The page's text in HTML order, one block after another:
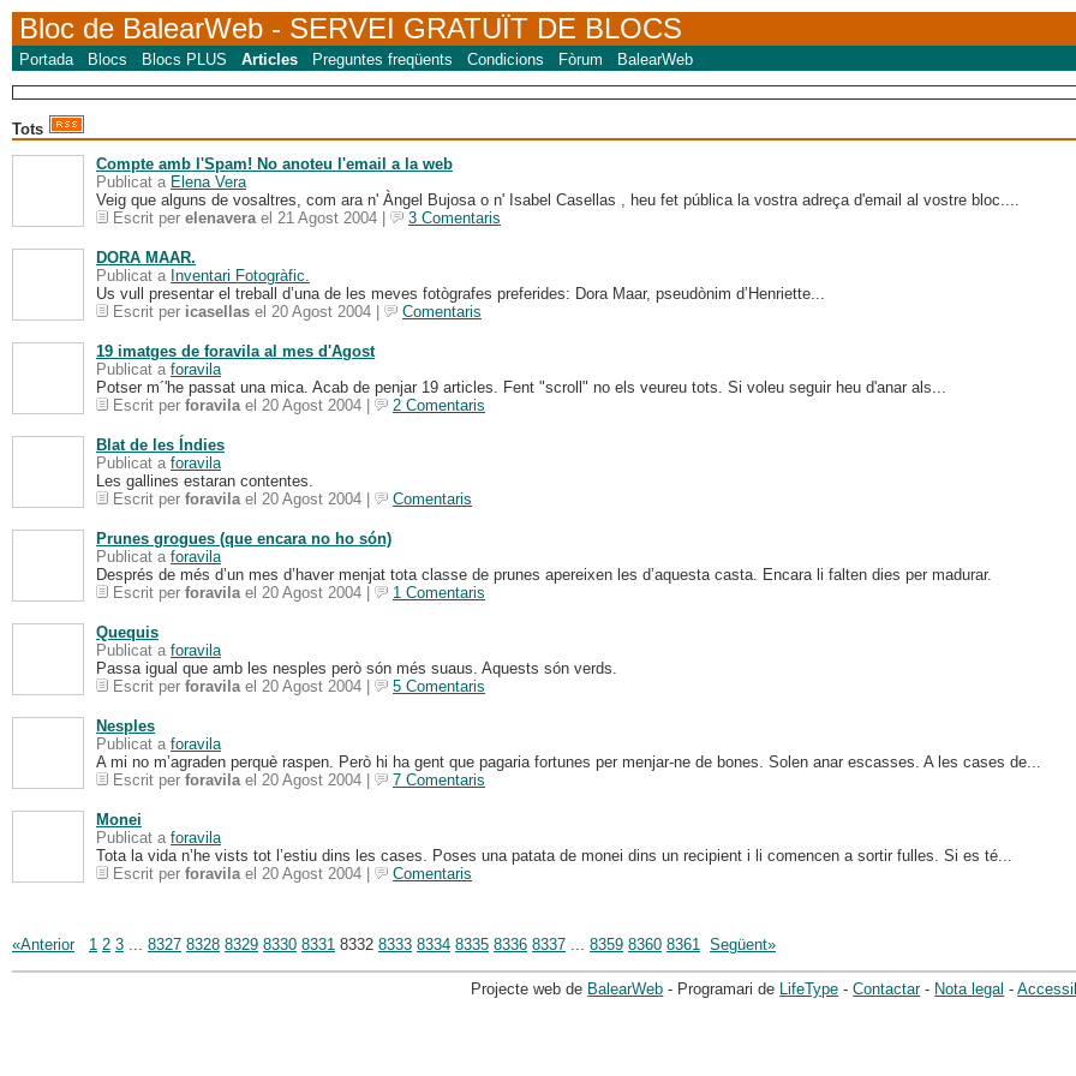
Bloc de BalearWeb - SERVEI GRATUÏT DE BLOCS
Portada Blocs Blocs PLUS Articles Preguntes freqüents Condicions Fòrum BalearWeb
Tots
Compte amb l'Spam! No anoteu l'email a la web
Publicat a Elena Vera
Veig que alguns de vosaltres, com ara n' Àngel Bujosa o n' Isabel Casellas , heu fet pública la vostra adreça d'email al vostre bloc....
Escrit per elenaverael 21 Agost 2004 | 3 Comentaris
DORA MAAR.
Publicat a Inventari Fotogràfic.
Us vull presentar el treball d’una de les meves fotògrafes preferides: Dora Maar, pseudònim d’Henriette...
Escrit per icasellas el 20 Agost 2004 | Comentaris
19 imatges de foravila al mes d'Agost
Publicat a foravila
Potser m´'he passat una mica. Acab de penjar 19 articles. Fent "scroll" no els veureu tots. Si voleu seguir heu d'anar als...
Escrit per foravilael 20 Agost 2004 | 2 Comentaris
Blat de les Índies
Publicat a foravila
Les gallines estaran contentes.
Escrit per foravilael 20 Agost 2004 | Comentaris
Prunes grogues (que encara no ho són)
Publicat a foravila
Després de més d’un mes d’haver menjat tota classe de prunes apereixen les d’aquesta casta. Encara li falten dies per madurar.
Escrit per foravilael 20 Agost 2004 | 1 Comentaris
Quequis
Publicat a foravila
Passa igual que amb les nesples però són més suaus. Aquests són verds.
Escrit per foravilael 20 Agost 2004 | 5 Comentaris
Nesples
Publicat a foravila
A mi no m’agraden perquè raspen. Però hi ha gent que pagaria fortunes per menjar-ne de bones. Solen anar escasses. A les cases de...
Escrit per foravilael 20 Agost 2004 | 7 Comentaris
Monei
Publicat a foravila
Tota la vida n’he vists tot l’estiu dins les cases. Poses una patata de monei dins un recipient i li comencen a sortir fulles. Si es té...
Escrit per foravilael 20 Agost 2004 | Comentaris
«Anterior 1 2 3 ... 8327 8328 8329 8330 8331 8332 8333 8334 8335 8336 8337 ... 8359 8360 8361 Següent»
Projecte web de BalearWeb - Programari de LifeType -Contactar- Nota legal -